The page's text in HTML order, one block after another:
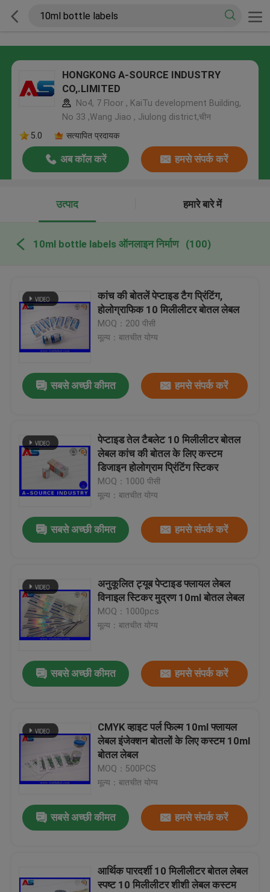
HONGKONG A-SOURCE INDUSTRY
CO,.LIMITED
No4, 7 Floor , KaiTu development Building,
No 33 ,Wang Jiao , Jiulong district,चीन
5.0
सत्यापित प्रदायक
अब कॉल करें हमसे संपर्क करें
उत्पाद हमारे बारे में
10ml bottle labels ऑनलाइन निर्माण (100)
कांच की बोतलें पेप्टाइड टैग प्रिंटिंग,
होलोग्राफिक 10 मिलीलीटर बोतल लेबल
MOQ：200 पीसी
मूल्य：बातचीत योग्य
सबसे अच्छी कीमत हमसे संपर्क करें
पेप्टाइड तेल टैबलेट 10 मिलीलीटर बोतल
लेबल कांच की बोतल के लिए कस्टम
डिजाइन होलोग्राम प्रिंटिंग स्टिकर
MOQ：1000 पीसी
मूल्य：बातचीत योग्य
सबसे अच्छी कीमत हमसे संपर्क करें
अनुकूलित ट्यूब पेप्टाइड फ्लायल लेबल
विनाइल स्टिकर मुद्रण 10ml बोतल लेबल
MOQ：1000pcs
मूल्य：बातचीत योग्य
सबसे अच्छी कीमत हमसे संपर्क करें
CMYK व्हाइट पर्ल फिल्म 10ml फ्लायल
लेबल इंजेक्शन बोतलों के लिए कस्टम 10ml
बोतल लेबल
MOQ：500PCS
मूल्य：बातचीत योग्य
सबसे अच्छी कीमत हमसे संपर्क करें
आर्थिक पारदर्शी 10 मिलीलीटर बोतल लेबल
स्पष्ट 10 मिलीलीटर शीशी लेबल कस्टम